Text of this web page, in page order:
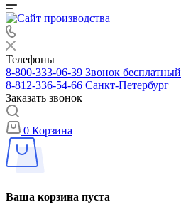
Телефоны
8-800-333-06-39 Звонок бесплатный
8-812-336-54-66 Санкт-Петербург
Заказать звонок
0 Корзина
Ваша корзина пуста